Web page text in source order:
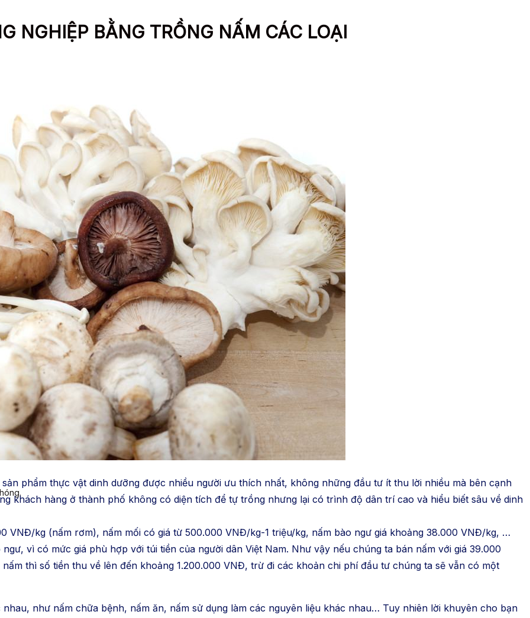
NGHIỆP BẰNG TRỒNG NẤM CÁC LOẠI
phẩm thực vật dinh dưỡng được nhiều người ưu thích nhất, không những đầu tư ít thu lời nhiều mà bên cạnh
khách hàng ở thành phố không có diện tích để tự trồng nhưng lại có trình độ dân trí cao và hiểu biết sâu về dinh
VNĐ/kg (nấm rơm), nấm mối có giá từ 500.000 VNĐ/kg-1 triệu/kg, nấm bào ngư giá khoảng 38.000 VNĐ/kg, …
vì có mức giá phù hợp với túi tiền của người dân Việt Nam. Như vậy nếu chúng ta bán nấm với giá 39.000
thì số tiền thu về lên đến khoảng 1.200.000 VNĐ, trừ đi các khoản chi phí đầu tư chúng ta sẽ vẫn có một
như nấm chữa bệnh, nấm ăn, nấm sử dụng làm các nguyên liệu khác nhau… Tuy nhiên lời khuyên cho bạn